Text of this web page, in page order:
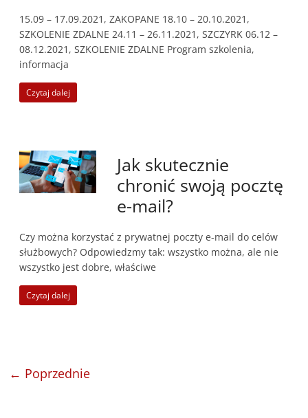
15.09 – 17.09.2021, ZAKOPANE 18.10 – 20.10.2021,
SZKOLENIE ZDALNE 24.11 – 26.11.2021, SZCZYRK 06.12 –
08.12.2021, SZKOLENIE ZDALNE Program szkolenia,
informacja
Czytaj dalej
Jak skutecznie
chronić swoją pocztę
e-mail?
Czy można korzystać z prywatnej poczty e-mail do celów
służbowych? Odpowiedzmy tak: wszystko można, ale nie
wszystko jest dobre, właściwe
Czytaj dalej
← Poprzednie